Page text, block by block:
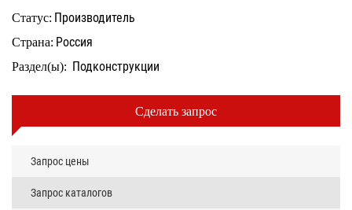
Статус: Производитель
Страна: Россия
Раздел(ы): Подконструкции
Сделать запрос
Запрос цены
Запрос каталогов